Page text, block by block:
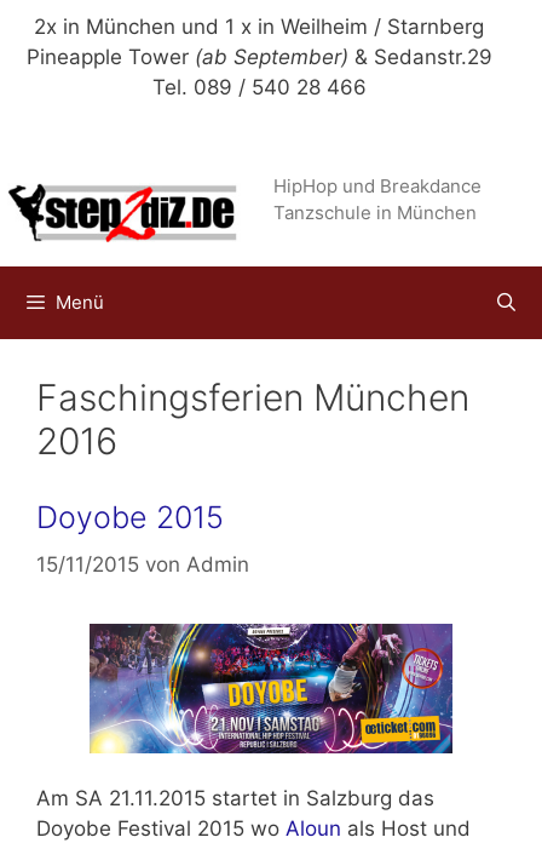
Zum
Inhalt
2x in München und 1 x in Weilheim / Starnberg
Pineapple Tower (ab September) & Sedanstr.29
Tel. 089 / 540 28 466
HipHop und Breakdance
Tanzschule in München
Menü
Faschingsferien München
2016
Doyobe 2015
15/11/2015 von Admin
Am SA 21.11.2015 startet in Salzburg das
Doyobe Festival 2015 wo Aloun als Host und